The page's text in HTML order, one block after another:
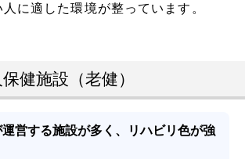
に適した環境が整っています。
健施設（老健）
運営する施設が多く、リハビリ色が強